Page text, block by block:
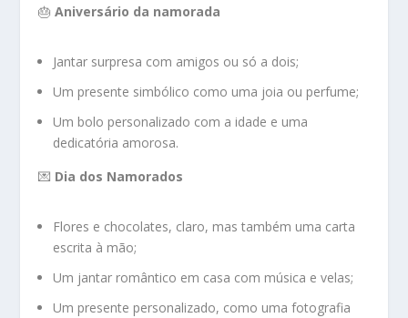
🎂Aniversário da namorada
Jantar surpresa com amigos ou só a dois;
Um presente simbólico como uma joia ou perfume;
Um bolo personalizado com a idade e uma
dedicatória amorosa.
💌 Dia dos Namorados
Flores e chocolates, claro, mas também uma carta
escrita à mão;
Um jantar romântico em casa com música e velas;
Um presente personalizado, como uma fotografia